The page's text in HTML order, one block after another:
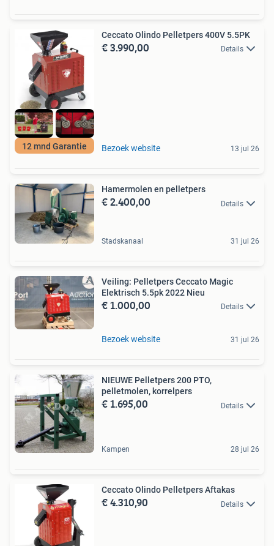
12 mnd Garantie
Ceccato Olindo Pelletpers 400V 5.5PK
€ 3.990,00 Details
Bezoek website 13 jul 26
Hamermolen en pelletpers
€ 2.400,00 Details
Stadskanaal 31 jul 26
Veiling: Pelletpers Ceccato Magic
Elektrisch 5.5pk 2022 Nieu
€ 1.000,00 Details
Bezoek website 31 jul 26
NIEUWE Pelletpers 200 PTO,
pelletmolen, korrelpers
€ 1.695,00 Details
Kampen 28 jul 26
Ceccato Olindo Pelletpers Aftakas
€ 4.310,90 Details